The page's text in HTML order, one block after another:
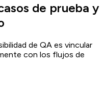
de prueba y
de QA es vincular
con los flujos de